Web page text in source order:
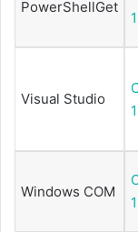
PowerShellGet
Visual Studio
Windows COM